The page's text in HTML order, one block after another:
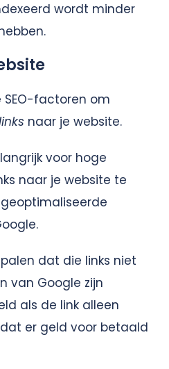
wordt minder
SEO-factoren om
naar je website.
voor hoge
naar je website te
dat die links niet
van Google zijn
als de link alleen
er geld voor betaald